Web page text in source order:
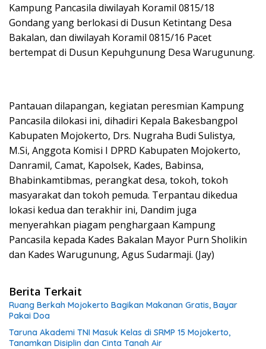
Kampung Pancasila diwilayah Koramil 0815/18
Gondang yang berlokasi di Dusun Ketintang Desa
Bakalan, dan diwilayah Koramil 0815/16 Pacet
bertempat di Dusun Kepuhgunung Desa Warugunung.
Pantauan dilapangan, kegiatan peresmian Kampung
Pancasila dilokasi ini, dihadiri Kepala Bakesbangpol
Kabupaten Mojokerto, Drs. Nugraha Budi Sulistya,
M.Si, Anggota Komisi I DPRD Kabupaten Mojokerto,
Danramil, Camat, Kapolsek, Kades, Babinsa,
Bhabinkamtibmas, perangkat desa, tokoh, tokoh
masyarakat dan tokoh pemuda. Terpantau dikedua
lokasi kedua dan terakhir ini, Dandim juga
menyerahkan piagam penghargaan Kampung
Pancasila kepada Kades Bakalan Mayor Purn Sholikin
dan Kades Warugunung, Agus Sudarmaji. (Jay)
Berita Terkait
Ruang Berkah Mojokerto Bagikan Makanan Gratis, Bayar
Pakai Doa
Taruna Akademi TNI Masuk Kelas di SRMP 15 Mojokerto,
Tanamkan Disiplin dan Cinta Tanah Air